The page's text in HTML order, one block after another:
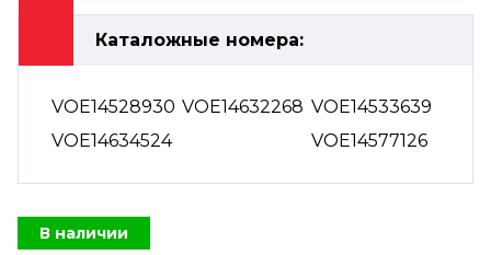
Каталожные номера:
VOE14528930 VOE14632268 VOE14533639
VOE14634524
VOE14577126
В наличии